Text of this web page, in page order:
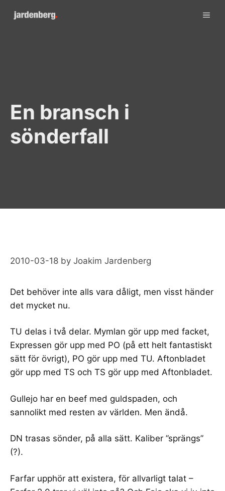
En bransch i
sönderfall
2010-03-18 by Joakim Jardenberg
Det behöver inte alls vara dåligt, men visst händer
det mycket nu.
TU delas i två delar. Mymlan gör upp med facket,
Expressen gör upp med PO (på ett helt fantastiskt
sätt för övrigt), PO gör upp med TU. Aftonbladet
gör upp med TS och TS gör upp med Aftonbladet.
Gullejo har en beef med guldspaden, och
sannolikt med resten av världen. Men ändå.
DN trasas sönder, på alla sätt. Kaliber ”sprängs”
(?).
Farfar upphör att existera, för allvarligt talat –